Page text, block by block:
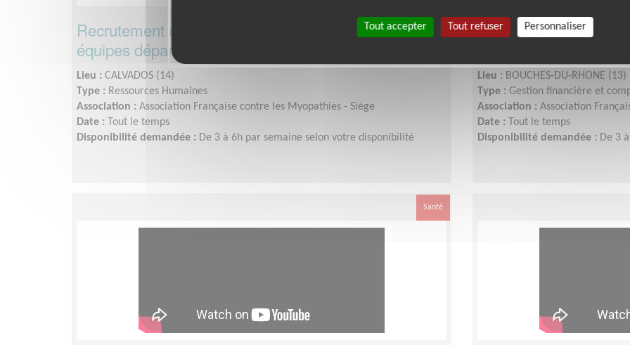
Recrutement des bénévoles et accompagnement des
équipes départementales du Téléthon
Lieu : CALVADOS (14)
Type : Ressources Humaines
Association : Association Française contre les Myopathies - Siège
Date :
Tout le temps
Disponibilité demandée : De 3 à 6h par semaine selon votre disponibilité
Equipier national
Lieu : BOUCHES-DU-RHONE (13)
Type : Gestion financière et
Association : Association
Date :
Tout le temps
Disponibilité demandée : De 3
Santé
Tout accepter Tout refuser Personnaliser